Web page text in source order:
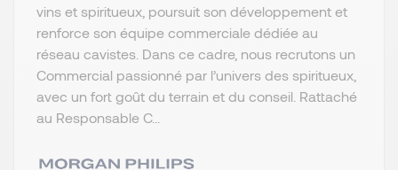
vins et spiritueux, poursuit son développement et
renforce son équipe commerciale dédiée au
réseau cavistes. Dans ce cadre, nous recrutons un
Commercial passionné par l’univers des spiritueux,
avec un fort goût du terrain et du conseil. Rattaché
au Responsable C...